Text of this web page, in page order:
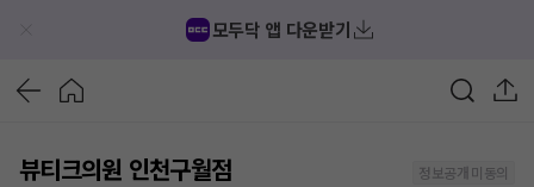
모두닥 앱 다운받기
뷰티크의원 인천구월점
정보공개 미동의